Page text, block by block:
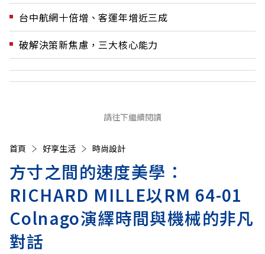
台中航網十倍增、客運年增近三成
破解決策新焦慮，三大核心能力
請往下繼續閱讀
首頁 好享生活 時尚設計
方寸之間的速度美學：
RICHARD MILLE以RM 64-01
Colnago演繹時間與機械的非凡
對話